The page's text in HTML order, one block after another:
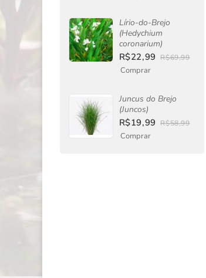
Lírio-do-Brejo
(Hedychium
coronarium)
R$22,99 R$69,99
Comprar
Juncus do Brejo
(Juncos)
R$19,99 R$58,99
Comprar